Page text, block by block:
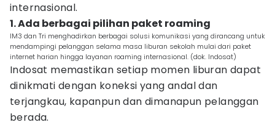
internasional.
1. Ada berbagai pilihan paket roaming
IM3 dan Tri menghadirkan berbagai solusi komunikasi yang dirancang untuk
mendampingi pelanggan selama masa liburan sekolah mulai dari paket
internet harian hingga layanan roaming internasional. (dok. Indosat)
Indosat memastikan setiap momen liburan dapat
dinikmati dengan koneksi yang andal dan
terjangkau, kapanpun dan dimanapun pelanggan
berada.